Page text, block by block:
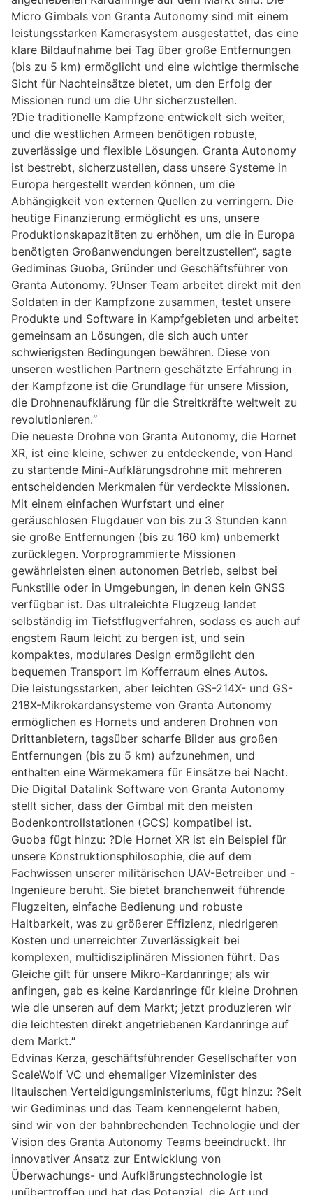
Micro Gimbals von Granta Autonomy sind mit einem
leistungsstarken Kamerasystem ausgestattet, das eine
klare Bildaufnahme bei Tag über große Entfernungen
(bis zu 5 km) ermöglicht und eine wichtige thermische
Sicht für Nachteinsätze bietet, um den Erfolg der
Missionen rund um die Uhr sicherzustellen.
?Die traditionelle Kampfzone entwickelt sich weiter,
und die westlichen Armeen benötigen robuste,
zuverlässige und flexible Lösungen. Granta Autonomy
ist bestrebt, sicherzustellen, dass unsere Systeme in
Europa hergestellt werden können, um die
Abhängigkeit von externen Quellen zu verringern. Die
heutige Finanzierung ermöglicht es uns, unsere
Produktionskapazitäten zu erhöhen, um die in Europa
benötigten Großanwendungen bereitzustellen“, sagte
Gediminas Guoba, Gründer und Geschäftsführer von
Granta Autonomy. ?Unser Team arbeitet direkt mit den
Soldaten in der Kampfzone zusammen, testet unsere
Produkte und Software in Kampfgebieten und arbeitet
gemeinsam an Lösungen, die sich auch unter
schwierigsten Bedingungen bewähren. Diese von
unseren westlichen Partnern geschätzte Erfahrung in
der Kampfzone ist die Grundlage für unsere Mission,
die Drohnenaufklärung für die Streitkräfte weltweit zu
revolutionieren.“
Die neueste Drohne von Granta Autonomy, die Hornet
XR, ist eine kleine, schwer zu entdeckende, von Hand
zu startende Mini-Aufklärungsdrohne mit mehreren
entscheidenden Merkmalen für verdeckte Missionen.
Mit einem einfachen Wurfstart und einer
geräuschlosen Flugdauer von bis zu 3 Stunden kann
sie große Entfernungen (bis zu 160 km) unbemerkt
zurücklegen. Vorprogrammierte Missionen
gewährleisten einen autonomen Betrieb, selbst bei
Funkstille oder in Umgebungen, in denen kein GNSS
verfügbar ist. Das ultraleichte Flugzeug landet
selbständig im Tiefstflugverfahren, sodass es auch auf
engstem Raum leicht zu bergen ist, und sein
kompaktes, modulares Design ermöglicht den
bequemen Transport im Kofferraum eines Autos.
Die leistungsstarken, aber leichten GS-214X- und GS-
218X-Mikrokardansysteme von Granta Autonomy
ermöglichen es Hornets und anderen Drohnen von
Drittanbietern, tagsüber scharfe Bilder aus großen
Entfernungen (bis zu 5 km) aufzunehmen, und
enthalten eine Wärmekamera für Einsätze bei Nacht.
Die Digital Datalink Software von Granta Autonomy
stellt sicher, dass der Gimbal mit den meisten
Bodenkontrollstationen (GCS) kompatibel ist.
Guoba fügt hinzu: ?Die Hornet XR ist ein Beispiel für
unsere Konstruktionsphilosophie, die auf dem
Fachwissen unserer militärischen UAV-Betreiber und -
Ingenieure beruht. Sie bietet branchenweit führende
Flugzeiten, einfache Bedienung und robuste
Haltbarkeit, was zu größerer Effizienz, niedrigeren
Kosten und unerreichter Zuverlässigkeit bei
komplexen, multidisziplinären Missionen führt. Das
Gleiche gilt für unsere Mikro-Kardanringe; als wir
anfingen, gab es keine Kardanringe für kleine Drohnen
wie die unseren auf dem Markt; jetzt produzieren wir
die leichtesten direkt angetriebenen Kardanringe auf
dem Markt.“
Edvinas Kerza, geschäftsführender Gesellschafter von
ScaleWolf VC und ehemaliger Vizeminister des
litauischen Verteidigungsministeriums, fügt hinzu: ?Seit
wir Gediminas und das Team kennengelernt haben,
sind wir von der bahnbrechenden Technologie und der
Vision des Granta Autonomy Teams beeindruckt. Ihr
innovativer Ansatz zur Entwicklung von
Überwachungs- und Aufklärungstechnologie ist